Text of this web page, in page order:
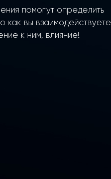
помогут определить
вы взаимодействуете
к ним, влияние!